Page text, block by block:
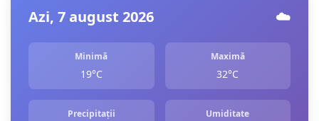
Azi, 7 august 2026 ☁️
Minimă
19°C
Maximă
32°C
Precipitații Umiditate